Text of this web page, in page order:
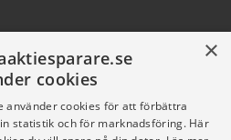
×
cookies
använder cookies för att förbättra
statistik och för marknadsföring. Här